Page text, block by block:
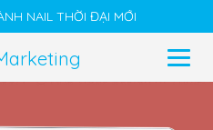
NAIL THỜI ĐẠI MỚI